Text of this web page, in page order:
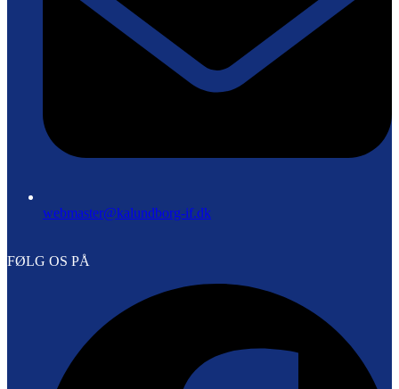
webmaster@kalundborg-if.dk
FØLG OS PÅ